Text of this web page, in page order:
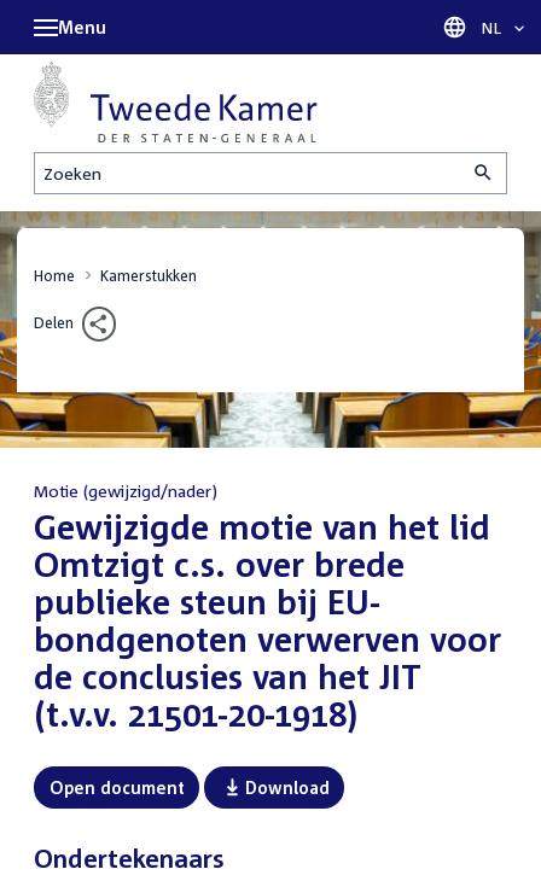
Zoeken
Menu Taal
NL
Home Kamerstukken
Delen
Motie (gewijzigd/nader)
:Gewijzigde motie van het lid
Omtzigt c.s. over brede
publieke steun bij EU-
bondgenoten verwerven voor
de conclusies van het JIT
(t.v.v. 21501-20-1918)
Open document Download
Ondertekenaars